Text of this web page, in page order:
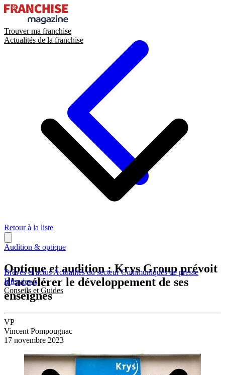
Trouver ma franchise
Actualités de la franchise
Brèves et actusActualités du secteurCommuniqués de presse
Interviews
Conseils et Guides
Retour à la liste
Audition & optique
Optique et audition : Krys Group prévoit
d’accélérer le développement de ses
enseignes
VP
Vincent Pompougnac
17 novembre 2023